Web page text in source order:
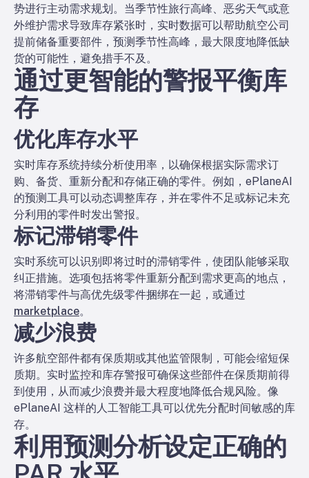
势进行主动需求规划。当季节性旅行高峰、恶劣天气或意
外维护需求导致库存紧张时，实时数据可以帮助航空公司
提前储备重要部件，预测季节性高峰，最大限度地降低缺
货的可能性，避免措手不及。
通过更智能的警报平衡库
存
优化库存水平
实时库存系统持续分析使用率，以确保根据实际需求订
购、备货、重新分配和存储正确的零件。例如，ePlaneAI
的预测工具可以动态调整库存，并在零件不足或标记未充
分利用的零件时发出警报。
标记滞销零件
实时系统可以识别即将过时的滞销零件，使团队能够采取
纠正措施。选项包括将零件重新分配到需求更高的地点，
将滞销零件与高优先级零件捆绑在一起，或通过
marketplace。
减少浪费
许多航空部件都有保质期或其他监管限制，可能会缩短保
质期。实时监控和库存警报可确保这些部件在保质期前得
到使用，从而减少浪费并最大程度地降低合规风险。像
ePlaneAI 这样的人工智能工具可以优先分配时间敏感的库
存。
利用预测分析设定正确的